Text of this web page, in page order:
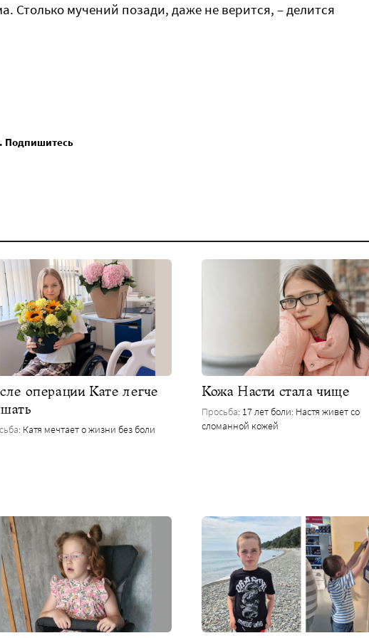
Столько мучений позади, даже не верится, – делится
Подпишитесь
операции Кате легче
: Катя мечтает о жизни без боли
Кожа Насти стала чище
Просьба: 17 лет боли: Настя живет со
сломанной кожей